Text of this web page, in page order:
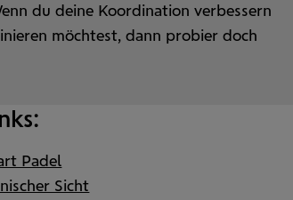
du deine Koordination verbessern
möchtest, dann probier doch
Padel
Sicht